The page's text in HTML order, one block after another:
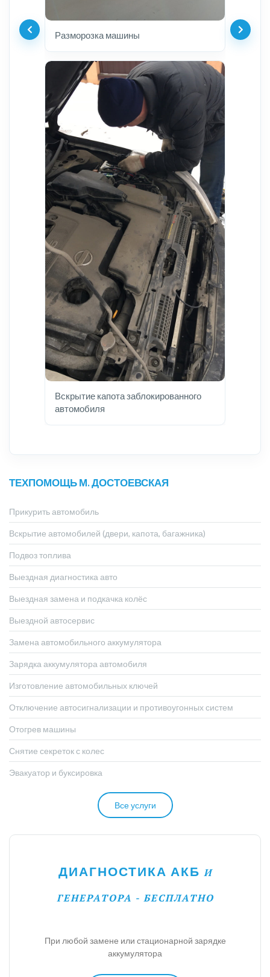
Разморозка машины
Вскрытие капота заблокированного
автомобиля
ТЕХПОМОЩЬ М. ДОСТОЕВСКАЯ
Прикурить автомобиль
Вскрытие автомобилей (двери, капота, багажника)
Подвоз топлива
Выездная диагностика авто
Выездная замена и подкачка колёс
Выездной автосервис
Замена автомобильного аккумулятора
Зарядка аккумулятора автомобиля
Изготовление автомобильных ключей
Отключение автосигнализации и противоугонных систем
Отогрев машины
Снятие секреток с колес
Эвакуатор и буксировка
Все услуги
ДИАГНОСТИКА АКБ И
ГЕНЕРАТОРА - БЕСПЛАТНО
При любой замене или стационарной зарядке
аккумулятора